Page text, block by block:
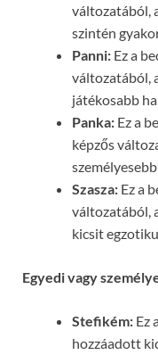
változatából,
szintén
Panni: Ez a
változatából,
játékosabb
Panka: Ez a
képzős
Szasza: Ez a
változatából,
kicsit
Egyedi vagy
Stefikém: Ez
hozzáadott